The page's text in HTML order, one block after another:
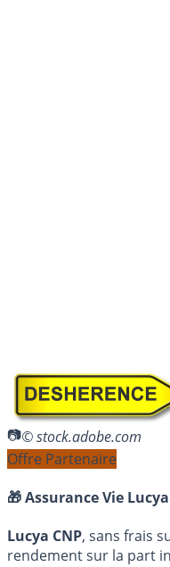
© stock.adobe.com
Offre Partenaire
🎁 Assurance Vie Lucya
Lucya CNP, sans frais
rendement sur la part